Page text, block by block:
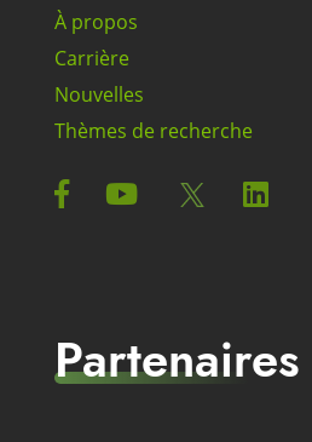
À propos
Carrière
Nouvelles
Thèmes de recherche
Partenaires